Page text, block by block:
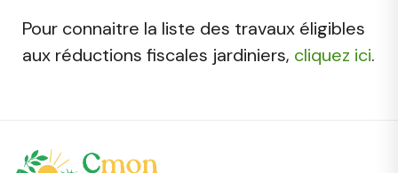
Pour connaitre la liste des travaux éligibles
aux réductions fiscales jardiniers, cliquez ici.